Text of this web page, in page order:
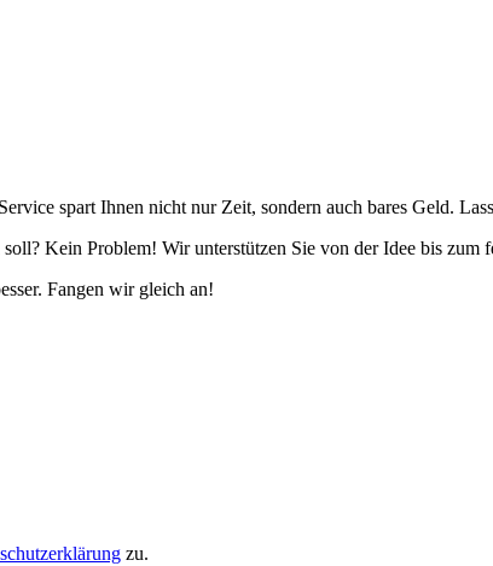
spart Ihnen nicht nur Zeit, sondern auch bares Geld.
Kein Problem! Wir unterstützen Sie von der Idee bis zum
Fangen wir gleich an!
zu.